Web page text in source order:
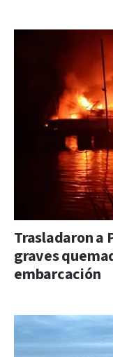
Trasladaron a
graves
embarcación